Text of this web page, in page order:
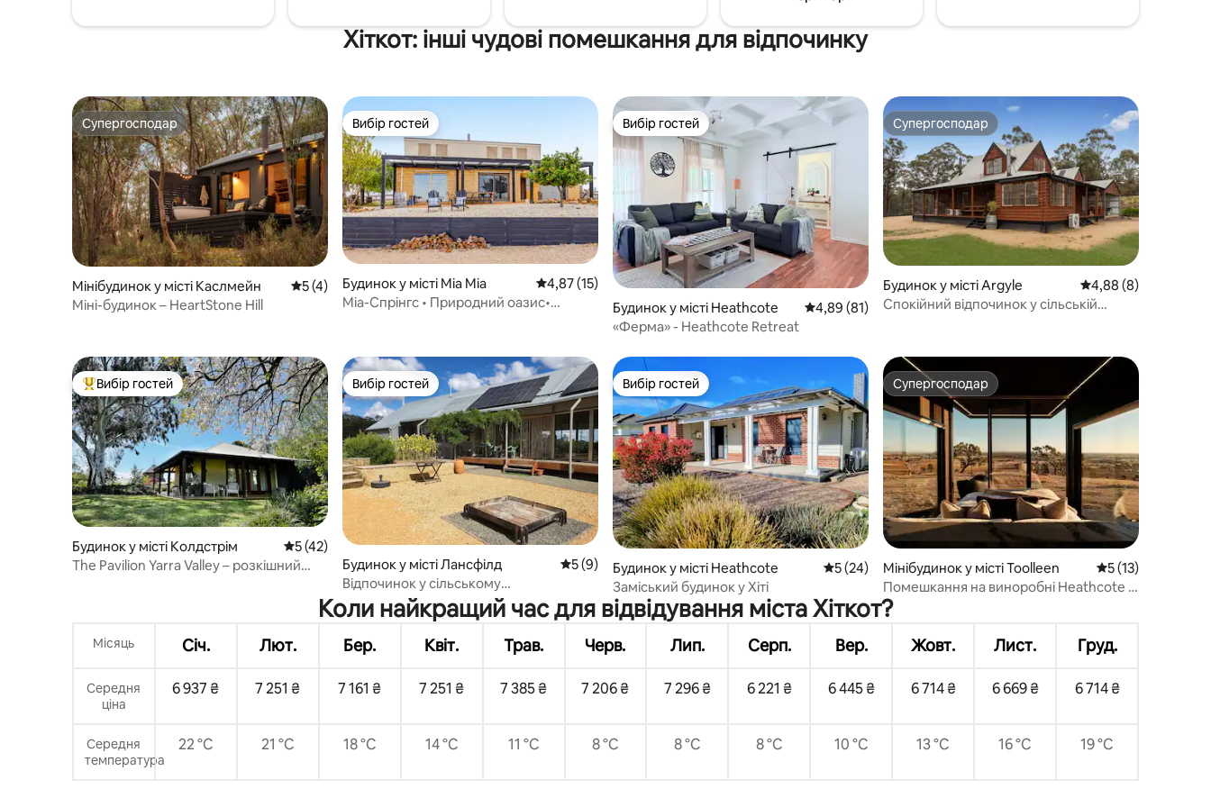
біля вашого порога.
Хіткот: інші чудові помешкання для відпочинку
Супергосподар
Супергосподар
Мінібудинок у місті Каслмейн Середня оцінка: 5 з 5, відгуки: 4
5 (4)
Міні-будинок – HeartStone Hill
Вибір гостей
Вибір гостей
Будинок у місті Mia Mia Середня оцінка: 4,87 з 5, відгуки: 15
4,87 (15)
Міа-Спрінгс • Природний оазис•
Вибір гостей
Вибір гостей
Будинок у місті Heathcote Середня оцінка: 4,89 з 5, відгуки: 81
4,89 (81)
«Ферма» - Heathcote Retreat
Супергосподар
Супергосподар
Будинок у місті Argyle Середня оцінка:
4,88 (8)
Спокійний відпочинок у сільській
Топ вибір гостей
Вибір гостей
Будинок у місті Колдстрім Середня оцінка: 5 з 5, відгуки: 42
5 (42)
The Pavilion Yarra Valley – розкішний
Вибір гостей
Вибір гостей
Будинок у місті Лансфілд Середня оцінка: 5 з 5, відгуки: 9
5 (9)
Відпочинок у сільському
фермерському будинку без
інженерних комунікацій – можна з
домашніми тваринами
Вибір гостей
Вибір гостей
Будинок у місті Heathcote Середня оцінка: 5 з 5, відгуки: 24
5 (24)
Заміський будинок у Хіті
Супергосподар
Супергосподар
Мінібудинок у місті Toolleen Середня оцінка: 5
5 (13)
Помешкання на виноробні Heathcote з
панорамним краєвидом
Коли найкращий час для відвідування міста Хіткот?
Місяць Січ. Лют. Бер. Квіт. Трав. Черв. Лип. Серп. Вер. Жовт. Лист. Груд.
Середня
ціна
6 937 ₴ 7 251 ₴ 7 161 ₴ 7 251 ₴ 7 385 ₴ 7 206 ₴ 7 296 ₴ 6 221 ₴ 6 445 ₴ 6 714 ₴ 6 669 ₴ 6 714 ₴
Середня
температура
22 °C 21 °C 18 °C 14 °C 11 °C 8 °C 8 °C 8 °C 10 °C 13 °C 16 °C 19 °C